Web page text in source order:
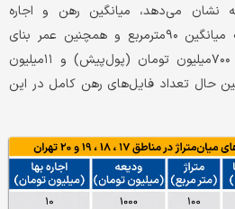
نشان می‌دهد، میانگین رهن و اجاره
واحدهای مسکونی با مساحت میانگین ۹۰مترمربع و همچنین عمر بنای
۵سال ساخت، در حال حاضر ۷۰۰میلیون تومان (پول‌پیش) و ۱۱میلیون
حال تعداد فایل‌های رهن کامل در این